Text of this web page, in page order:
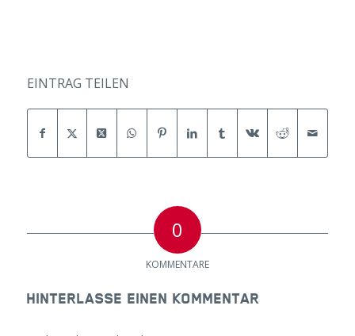
EINTRAG TEILEN
0
KOMMENTARE
HINTERLASSE EINEN KOMMENTAR